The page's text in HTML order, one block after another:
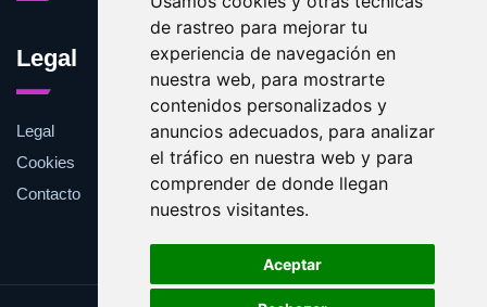
de rastreo para mejorar tu
experiencia de navegación en
nuestra web, para mostrarte
contenidos personalizados y
anuncios adecuados, para analizar
el tráfico en nuestra web y para
comprender de donde llegan
nuestros visitantes.
Aceptar
Legal
Legal
Cookies
Contacto